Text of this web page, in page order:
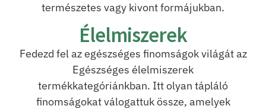
természetes vagy kivont formájukban.
Élelmiszerek
Fedezd fel az egészséges finomságok világát az
Egészséges élelmiszerek
termékkategóriánkban. Itt olyan tápláló
finomságokat válogattuk össze, amelyek